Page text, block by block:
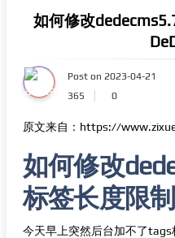
如何修改
Post on 2023-04-21
365
0
原文来自：https://
如何修改
标签长度限制
今天早上突然后台加不了